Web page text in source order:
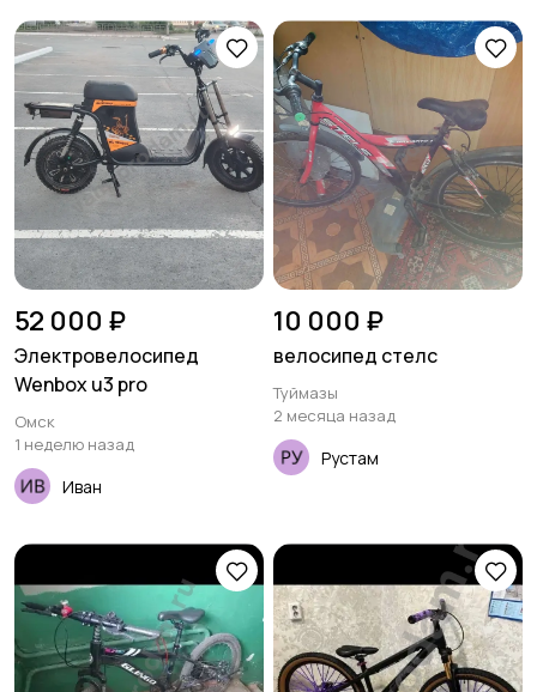
52 000 ₽
Электровелосипед
Wenbox u3 pro
Омск
1 неделю назад
Иван
10 000 ₽
велосипед стелс
Туймазы
2 месяца назад
Рустам